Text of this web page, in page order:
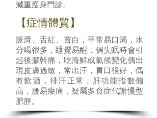
減重瘦身門診。
【症情體質】
脈滑、舌紅、苔白，平常易口渴，水
分喝很多，睡覺易醒，偶失眠時會引
起後腦幹痛，吃海鮮或氣候變化偶出
現皮膚過敏，常出汗，胃口很好，偶
有飲酒，排汗正常，肝功能指數偏
高，腰易痠痛，疑屬多食症代謝慢型
肥胖。